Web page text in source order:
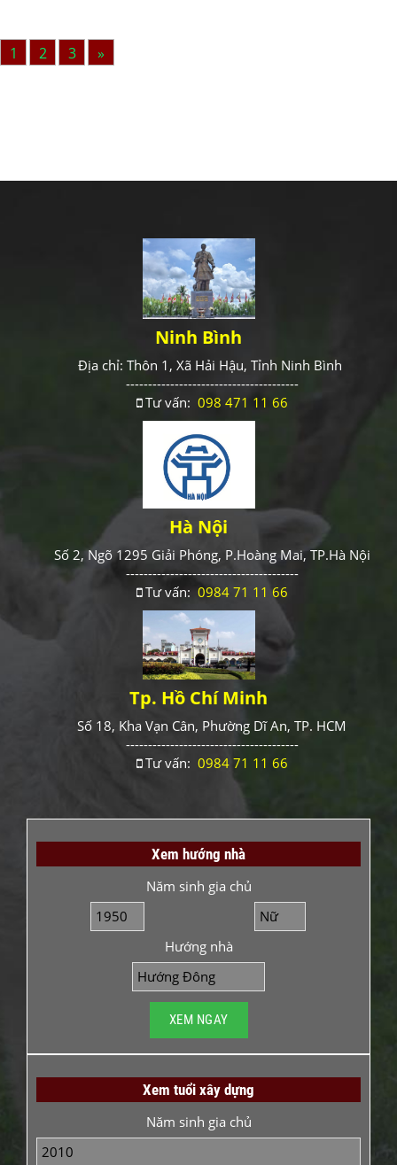
1 2 3 »
Ninh Bình
Địa chỉ: Thôn 1, Xã Hải Hậu, Tỉnh Ninh Bình
---------------------------------------
Tư vấn: 098 471 11 66
Hà Nội
Số 2, Ngõ 1295 Giải Phóng, P.Hoàng Mai, TP.Hà Nội
---------------------------------------
Tư vấn: 0984 71 11 66
Tp. Hồ Chí Minh
Số 18, Kha Vạn Cân, Phường Dĩ An, TP. HCM
---------------------------------------
Tư vấn: 0984 71 11 66
Xem hướng nhà
Năm sinh gia chủ
Hướng nhà
Xem tuổi xây dựng
Năm sinh gia chủ